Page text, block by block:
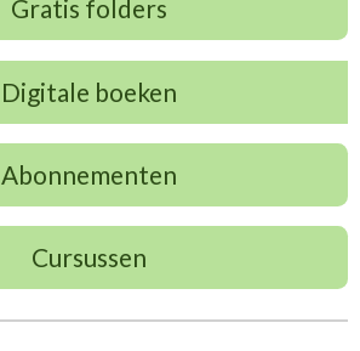
Gratis folders
Digitale boeken
Abonnementen
Cursussen